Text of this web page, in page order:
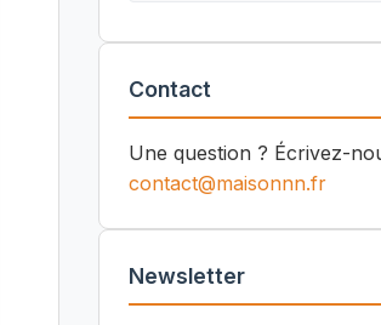
Contact
Une question ? Écrivez-
contact@maisonnn.fr
Newsletter